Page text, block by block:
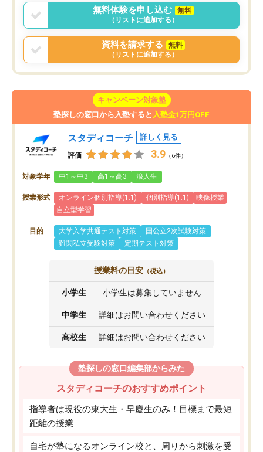
無料体験を申し込む
無料
（リストに追加する）
資料を請求する
無料
（リストに追加する）
キャンペーン対象塾
塾探しの窓口から入塾すると 入塾金1万円OFF
スタディコーチ 詳しく見る
評価 3.9 （6件）
対象学年 中1～中3 高1～高3 浪人生
授業形式 オンライン個別指導(1:1) 個別指導(1:1)
映像授業
自立型学習
目的 大学入学共通テスト対策
国公立2次試験対策
難関私立受験対策
定期テスト対策
授業料の目安 （税込）
小学生 小学生は募集していません
中学生 詳細はお問い合わせください
高校生 詳細はお問い合わせください
塾探しの窓口編集部からみた
スタディコーチのおすすめポイント
指導者は現役の東大生・早慶生のみ！目標まで最短
距離の授業
自宅が塾になるオンライン校と、周りから刺激を受